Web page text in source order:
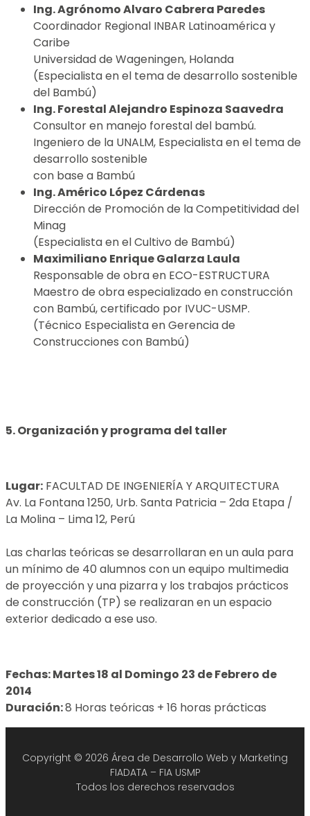
Ing. Agrónomo Alvaro Cabrera Paredes
Coordinador Regional INBAR Latinoamérica y
Caribe
Universidad de Wageningen, Holanda
(Especialista en el tema de desarrollo sostenible
del Bambú)
Ing. Forestal Alejandro Espinoza Saavedra
Consultor en manejo forestal del bambú.
Ingeniero de la UNALM, Especialista en el tema de
desarrollo sostenible
con base a Bambú
Ing. Américo López Cárdenas
Dirección de Promoción de la Competitividad del
Minag
(Especialista en el Cultivo de Bambú)
Maximiliano Enrique Galarza Laula
Responsable de obra en ECO-ESTRUCTURA
Maestro de obra especializado en construcción
con Bambú, certificado por IVUC-USMP.
(Técnico Especialista en Gerencia de
Construcciones con Bambú)
5. Organización y programa del taller
Lugar: FACULTAD DE INGENIERÍA Y ARQUITECTURA
Av. La Fontana 1250, Urb. Santa Patricia – 2da Etapa /
La Molina – Lima 12, Perú
Las charlas teóricas se desarrollaran en un aula para
un mínimo de 40 alumnos con un equipo multimedia
de proyección y una pizarra y los trabajos prácticos
de construcción (TP) se realizaran en un espacio
exterior dedicado a ese uso.
Fechas:Martes 18 al Domingo 23 de Febrero de
2014
Duración:8 Horas teóricas + 16 horas prácticas
Copyright © 2026 Área de Desarrollo Web y Marketing
FIADATA – FIA USMP
Todos los derechos reservados